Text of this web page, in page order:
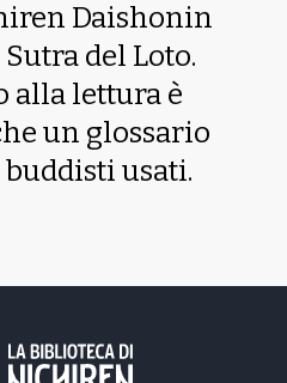
Daishonin
Sutra del Loto.
alla lettura è
un glossario
usati.